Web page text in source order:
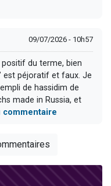
09/07/2026 - 10h57
du terme, bien
est péjoratif et faux. Je
de hassidim de
made in Russia, et
commentaire